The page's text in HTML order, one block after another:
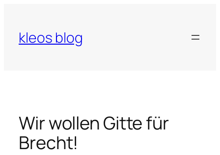
springen
kleos blog
Wir wollen Gitte für
Brecht!